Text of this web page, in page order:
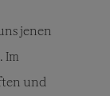
jenen
Im
und